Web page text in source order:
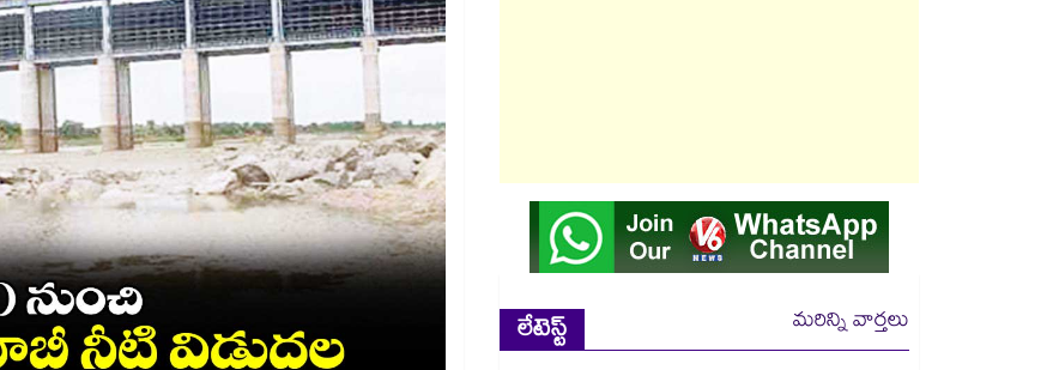
లేటెస్ట్
మరిన్ని వార్తలు